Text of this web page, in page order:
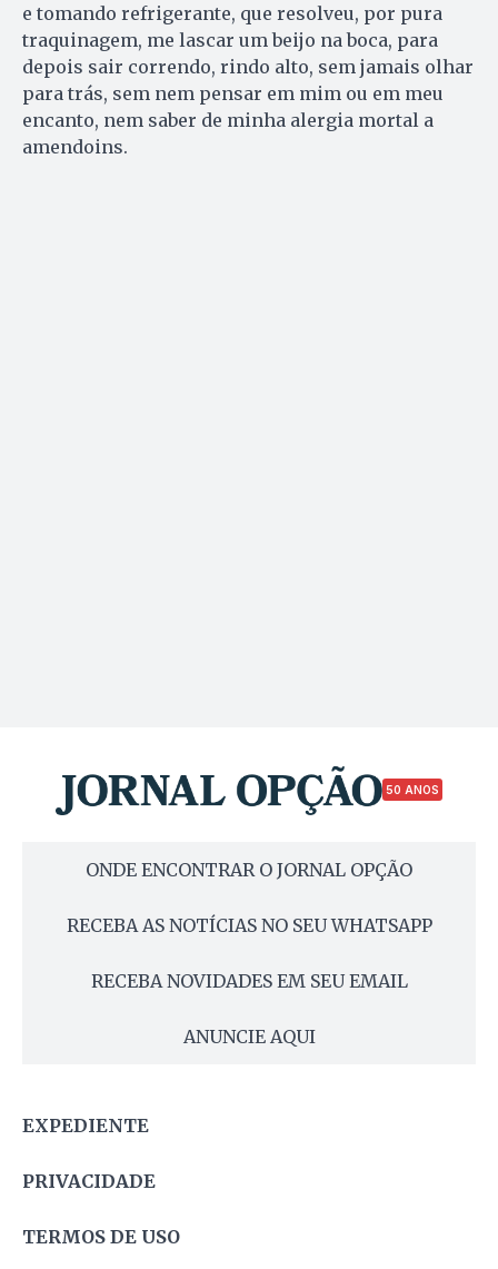
e tomando refrigerante, que resolveu, por pura
traquinagem, me lascar um beijo na boca, para
depois sair correndo, rindo alto, sem jamais olhar
para trás, sem nem pensar em mim ou em meu
encanto, nem saber de minha alergia mortal a
amendoins.
50 ANOS
ONDE ENCONTRAR O JORNAL OPÇÃO
RECEBA AS NOTÍCIAS NO SEU WHATSAPP
RECEBA NOVIDADES EM SEU EMAIL
ANUNCIE AQUI
EXPEDIENTE
PRIVACIDADE
TERMOS DE USO